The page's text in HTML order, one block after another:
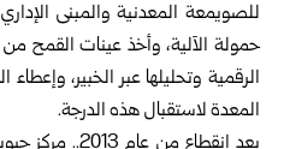
للصويمعة المعدنية والمبنى
حمولة الآلية، وأخذ عينات القمح
الرقمية وتحليلها عبر الخبير، وإعطاء
المعدة لاستقبال هذه الدرجة.